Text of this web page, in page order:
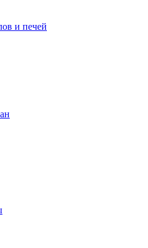
и печей